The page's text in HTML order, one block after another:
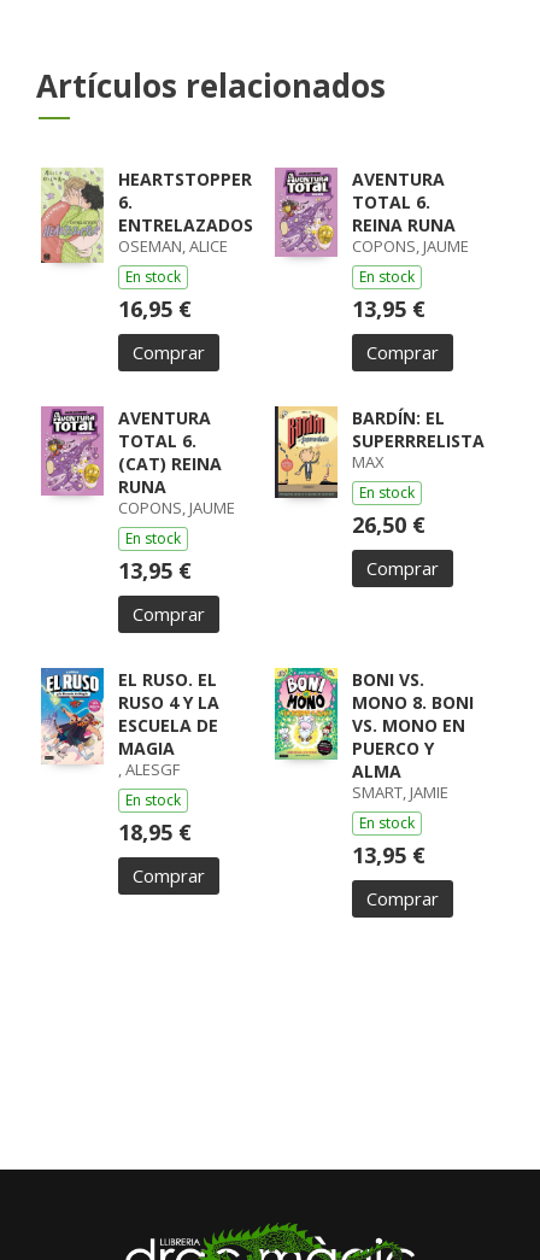
Artículos relacionados
HEARTSTOPPER
6.
ENTRELAZADOS
OSEMAN, ALICE
En stock
16,95 €
Comprar
AVENTURA
TOTAL 6.
REINA RUNA
COPONS, JAUME
En stock
13,95 €
Comprar
AVENTURA
TOTAL 6.
(CAT) REINA
RUNA
COPONS, JAUME
En stock
13,95 €
Comprar
BARDÍN: EL
SUPERRRELISTA
MAX
En stock
26,50 €
Comprar
EL RUSO. EL
RUSO 4 Y LA
ESCUELA DE
MAGIA
, ALESGF
En stock
18,95 €
Comprar
BONI VS.
MONO 8. BONI
VS. MONO EN
PUERCO Y
ALMA
SMART, JAMIE
En stock
13,95 €
Comprar